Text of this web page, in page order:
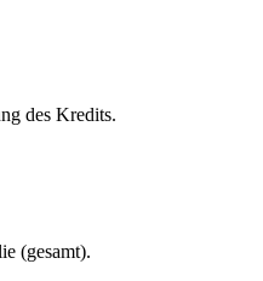
des Kredits.
(gesamt).